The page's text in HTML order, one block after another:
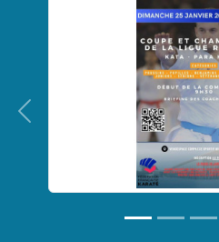
Précedent